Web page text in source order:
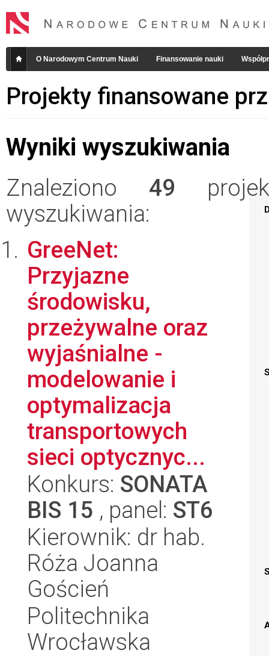
O Narodowym Centrum Nauki Finansowanie nauki
Projekty finansowane
Wyniki wyszukiwania
Znaleziono 49
wyszukiwania:
GreeNet:
Przyjazne
środowisku,
przeżywalne oraz
wyjaśnialne -
modelowanie i
optymalizacja
transportowych
sieci optycznyc...
Konkurs: SONATA
BIS 15 , panel: ST6
Kierownik: dr hab.
Róża Joanna
Goścień
Politechnika
Wrocławska